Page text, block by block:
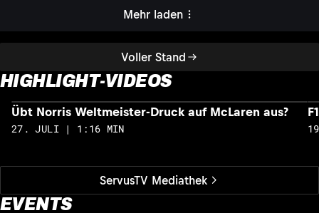
Voller Stand
Mehr laden
HIGHLIGHT-VIDEOS
ServusTV Mediathek
Übt Norris Weltmeister-Druck auf McLaren aus?
27. JULI | 1:16 MIN
EVENTS